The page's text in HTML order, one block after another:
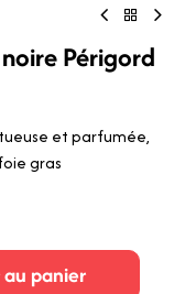
Périgord
et parfumée,
gras
panier